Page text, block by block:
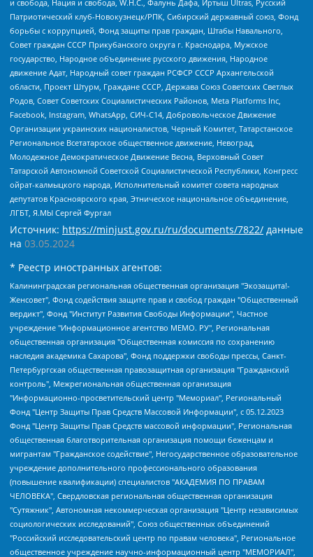
и свобода, Нация и свобода, W.H.С., Фалунь Дафа, Иртыш Ultras, Русский
Патриотический клуб-Новокузнецк/РПК, Сибирский державный союз, Фонд
борьбы с коррупцией, Фонд защиты прав граждан, Штабы Навального,
Совет граждан СССР Прикубанского округа г. Краснодара, Мужское
государство, Народное объединение русского движения, Народное
движение Адат, Народный совет граждан РСФСР СССР Архангельской
области, Проект Штурм, Граждане СССР, Держава Союз Советских Светлых
Родов, Совет Советских Социалистических Районов, Meta Platforms Inc,
Facebook, Instagram, WhatsApp, СИЧ-С14, Добровольческое Движение
Организации украинских националистов, Черный Комитет, Татарстанское
Региональное Всетатарское общественное движение, Невоград,
Молодежное Демократическое Движение Весна, Верховный Совет
Татарской Автономной Советской Социалистической Республики, Конгресс
ойрат-калмыцкого народа, Исполнительный комитет совета народных
депутатов Красноярского края, Этническое национальное объединение,
ЛГБТ, Я.МЫ Сергей Фургал
Источник: https://minjust.gov.ru/ru/documents/7822/ данные
на 03.05.2024
* Реестр иностранных агентов:
Калининградская региональная общественная организация "Экозащита!-Женсовет", Фонд содействия защите прав и свобод граждан "Общественный вердикт", Фонд "Институт Развития Свободы Информации", Частное учреждение "Информационное агентство МЕМО. РУ", Региональная общественная организация "Общественная комиссия по сохранению наследия академика Сахарова", Фонд поддержки свободы прессы, Санкт-Петербургская общественная правозащитная организация "Гражданский контроль", Межрегиональная общественная организация "Информационно-просветительский центр "Мемориал", Региональный Фонд "Центр Защиты Прав Средств Массовой Информации", с 05.12.2023 Фонд "Центр Защиты Прав Средств массовой информации", Региональная общественная благотворительная организация помощи беженцам и мигрантам "Гражданское содействие", Негосударственное образовательное учреждение дополнительного профессионального образования (повышение квалификации) специалистов "АКАДЕМИЯ ПО ПРАВАМ ЧЕЛОВЕКА", Свердловская региональная общественная организация "Сутяжник", Автономная некоммерческая организация "Центр независимых социологических исследований", Союз общественных объединений "Российский исследовательский центр по правам человека", Региональное общественное учреждение научно-информационный центр "МЕМОРИАЛ", Некоммерческая организация "Фонд защиты гласности", Автономная некоммерческая организация "Институт прав человека", Городская общественная организация "Екатеринбургское общество "МЕМОРИАЛ", Городская общественная организация "Рязанское историко-просветительское и правозащитное общество "Мемориал" (Рязанский Мемориал), Челябинский региональный орган общественной самодеятельности – женское общественное объединение "Женщины Евразии", Челябинский региональный орган общественной самодеятельности "Уральская правозащитная группа", Фонд содействия защите здоровья и социальной справедливости имени Андрея Рылькова, Автономная Некоммерческая Организация "Аналитический Центр Юрия Левады", Автономная некоммерческая организация социальной поддержки населения "Проект Апрель", Региональная общественная организация помощи женщинам и детям, находящимся в кризисной ситуации "Информационно-методический центр "Анна", Фонд содействия развитию массовых коммуникаций и правовому просвещению "Так-так-Так", Фонд содействия устойчивому развитию "Серебряная тайга", Свердловский региональный общественный фонд социальных проектов "Новое время", "Idel.Реалии", Кавказ.Реалии, Крым.Реалии, Телеканал Настоящее Время, Татаро-башкирская служба Радио Свобода (Azatliq Radiosi), Радио Свободная Европа/Радио Свобода (PCE/PC), "Сибирь.Реалии", "Фактограф", Благотворительный фонд помощи осужденным и их семьям, Автономная некоммерческая организация "Институт глобализации и социальных движений", Фонд "В защиту прав заключенных", Частное учреждение "Центр поддержки и содействия развитию средств массовой информации", Пензенский региональный общественный благотворительный фонд "Гражданский союз", "Север.Реалии", Некоммерческая организация Фонд "Правовая инициатива", Общество с ограниченной ответственностью "Радио Свободная Европа/Радио Свобода", Чешское информационное агентство "MEDIUM-ORIENT", Красноярская региональная общественная организация "Мы против СПИДа", Камалягин Денис Николаевич, Маркелов Сергей Евгеньевич, Пономарев Лев Александрович, Савицкая Людмила Алексеевна, Автономная некоммерческая организация "Центр по работе с проблемой насилия "НАСИЛИЮ.НЕТ", Межрегиональный профессиональный союз работников здравоохранения "Альянс врачей", Юридическое лицо, зарегистрированное в Латвийской Республике, SIA "Medusa Project" (регистрационный номер 40103797863, дата регистрации 10.06.2014), Некоммерческая организация "Фонд по борьбе с коррупцией", Автономная некоммерческая организация "Институт права и публичной политики", Баданин Роман Сергеевич, Гликин Максим Александрович, Железнова Мария Михайловна, Лукьянова Юлия Сергеевна, Маетная Елизавета Витальевна, Маняхин Петр Борисович, Чуракова Ольга Владимировна, Ярош Юлия Петровна, Юридическое лицо "The Insider SIA", зарегистрированное в Риге, Латвийская Республика (дата регистрации 26.06.2015), являющееся администратором доменного имени интернет-издания "The Insider SIA", https://theins.ru, Постернак Алексей Евгеньевич, Рубин Михаил Аркадьевич, Анин Роман Александрович, Юридическое лицо Istories fonds, зарегистрированное в Латвийской Республике (регистрационный номер 50008295751, дата регистрации 24.02.2020), Великовский Дмитрий Александрович, Долинина Ирина Николаевна, Мароховская Алеся Алексеевна, Шлейнов Роман Юрьевич, Шмагун Олеся Валентиновна, Общество с ограниченной ответственностью "Альтаир 2021", Общество с ограниченной ответственностью "Вега 2021", Общество с ограниченной ответственностью "Главный редактор 2021", Общество с ограниченной ответственностью "Ромашки монолит", Важенков Артем Валерьевич, Ивановская областная общественная организация "Центр гендерных исследований", Гурман Юрий Альбертович, Медиапроект "ОВД-Инфо", Егоров Владимир Владимирович, Жилинский Владимир Александрович, Общество с ограниченной ответственностью "ЗП", Иванова София Юрьевна, Карезина Инна Павловна, Кильтау Екатерина Викторовна, Петров Алексей Викторович, Пискунов Сергей Евгеньевич, Смирнов Сергей Сергеевич, Тихонов Михаил Сергеевич, Общество с ограниченной ответственностью "ЖУРНАЛИСТ-ИНОСТРАННЫЙ АГЕНТ", Арапова Галина Юрьевна, Вольтская Татьяна Анатольевна, Американская компания "Mason G.E.S. Anonymous Foundation" (США), являющаяся владельцем интернет-издания https://mnews.world/, Компания "Stichting Bellingcat", зарегистрированная в Нидерландах (дата регистрации 11.07.2018), Захаров Андрей Вячеславович, Клепиковская Екатерина Дмитриевна, Общество с ограниченной ответственностью "МЕМО", Перл Роман Александрович, Симонов Евгений Алексеевич, Соловьева Елена Анатольевна, Сотников Даниил Владимирович, Сурначева Елизавета Дмитриевна, Автономная некоммерческая организация по защите прав человека и информированию населения "Якутия – Наше Мнение", Общество с ограниченной ответственностью "Москоу диджитал медиа", с 26.01.2023 Общество с ограниченной ответственностью "Чайка Белые сады", Ветошкина Валерия Валерьевна, Заговора Максим Александрович, Межрегиональное общественное движение "Российская ЛГБТ - сеть", Оленичев Максим Владимирович, Павлов Иван Юрьевич, Скворцова Елена Сергеевна, Общество с ограниченной ответственностью "Как бы инагент", Кочетков Игорь Викторович, Общество с ограниченной ответственностью "Честные выборы", Еланчик Олег Александрович, Общество с ограниченной ответственностью "Нобелевский призыв", Гималова Регина Эмилевна, Григорьев Андрей Валерьевич, Григорьева Алина Александровна, Ассоциация по содействию защите прав призывников, альтернативнослужащих и военнослужащих "Правозащитная группа "Гражданин.Армия.Право", Хисамова Регина Фаритовна, Автономная некоммерческая организация по реализации социально-правовых программ "Лилит", Дальневосточное общественное движение "Маяк", Санкт-Петербургская ЛГБТ-инициативная группа "Выход", Инициативная группа ЛГБТ+ "Реверс", Алексеев Андрей Викторович, Бекбулатова Таисия Львовна, Беляев Иван Михайлович, Владыкина Елена Сергеевна, Гельман Марат Александрович, Никульшина Вероника Юрьевна, Толоконникова Надежда Андреевна, Шендерович Виктор Анатольевич, Общество с ограниченной ответственностью "Данное сообщение", Общество с ограниченной ответственностью Издательский дом "Новая глава", Айнбиндер Александра Александровна, Московский комьюнити-центр для ЛГБТ+инициатив, Благотворительный фонд развития филантропии, Deutsche Welle (Германия, Kurt-Schumacher-Strasse 3, 53113 Bonn), Борзунова Мария Михайловна, Воробьев Виктор Викторович, Голубева Анна Львовна, Константинова Алла Михайловна, Малкова Ирина Владимировна, Мурадов Мурад Абдулгалимович, Осетинская Елизавета Николаевна, Понасенков Евгений Николаевич, Ганапольский Матвей Юрьевич, Киселев Евгений Алексеевич, Борухович Ирина Григорьевна, Дремин Иван Тимофеевич, Дубровский Дмитрий Викторович, Красноярская региональная общественная организация поддержки и развития альтернативных образовательных технологий и межкультурных коммуникаций "ИНТЕРРА", Маяковская Екатерина Алексеевна, Фейгин Марк Захарович, Филимонов Андрей Викторович, Дзугкоева Регина Николаевна, Доброхотов Роман Александрович, Дудь Юрий Александрович, Елкин Сергей Владимирович, Кругликов Кирилл Игоревич, Сабунаева Мария Леонидовна, Семенов Алексей Владимирович, Шаинян Карен Багратович, Шульман Екатерина Михайловна, Асафьев Артур Валерьевич, Вахштайн Виктор Семенович, Венедиктов Алексей Алексеевич, Лушникова Екатерина Евгеньевна, Волков Леонид Михайлович, Невзоров Александр Глебович, Пархоменко Сергей Борисович, Сироткин Ярослав Николаевич, Кара-Мурза Владимир Владимирович, Баранова Наталья Владимировна, Гозман Леонид Яковлевич, Кагарлицкий Борис Юльевич, Климарев Михаил Валерьевич, Милов Владимир Станиславович, Автономная некоммерческая организация Краснодарский центр современного искусства "Типография", Моргенштерн Алишер Тагирович, Соболь Любовь Эдуардовна, Общество с ограниченной ответственностью "ЛИЗА НОРМ", Каспаров Гарри Кимович, Ходорковский Михаил Борисович, Общество с ограниченной ответственностью "Апрельские тезисы", Данилович Ирина Брониславовна, Кашин Олег Владимирович, Петров Николай Владимирович, Пивоваров Алексей Владимирович, Соколов Михаил Владимирович, Цветкова Юлия Владимировна, Чичваркин Евгений Александрович, Комитет против пыток/Команда против пыток, Общество с ограниченной ответственностью "Первый научный", Общество с ограниченной ответственностью "Вертолет и ко", Белоцерковская Вероника Борисовна, Кац Максим Евгеньевич, Лазарева Татьяна Юрьевна, Шаведдинов Руслан Табризович, Яшин Илья Валерьевич, Общество с ограниченной ответственностью "Иноагент ААВ", Алешковский Дмитрий Петрович, Альбац Евгения Марковна, Быков Дмитрий Львович, Галямина Юлия Евгеньевна, Лойко Сергей Леонидович, Мартынов Кирилл Константинович, Медведев Сергей Александрович, Крашенинников Федор Геннадиевич, Гордеева Катерина Вл